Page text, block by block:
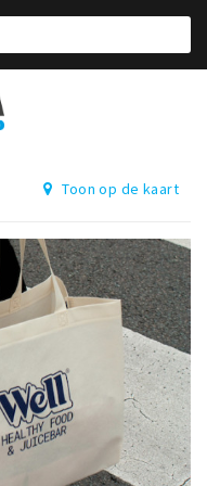
Toon op de kaart